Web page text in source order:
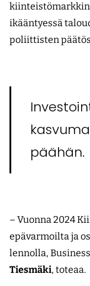
ikääntyessä
poliittisten
päähän.
– Vuonna 2024
epävarmoilta ja
lennolla,
Tiesmäki, toteaa.